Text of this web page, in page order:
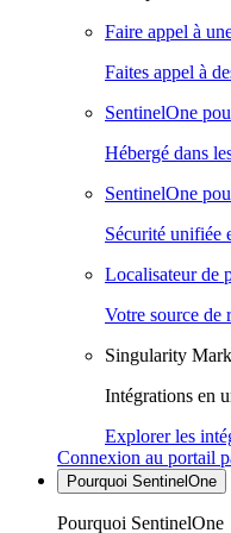
Faire appel à
Faites appel à
SentinelOne
Hébergé dans
SentinelOne
Sécurité unifiée
Localisateur de
Votre source de
Singularity
Intégrations en
Explorer les
Connexion au portail
Pourquoi SentinelOne
Pourquoi SentinelOne